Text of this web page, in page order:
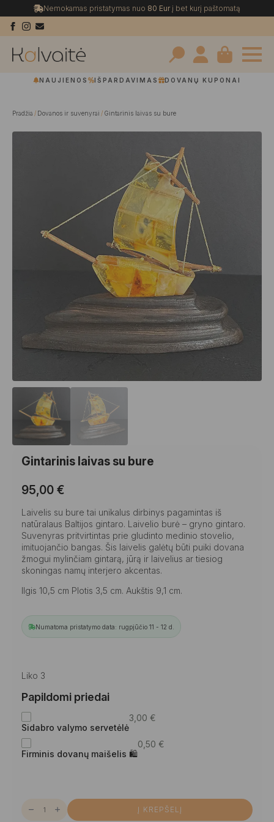
Nemokamas pristatymas nuo 80 Eurį bet kurį paštomatą
Search
NAUJIENOS IŠPARDAVIMAS DOVANŲ KUPONAI
Pradžia Dovanos ir suvenyrai Gintarinis laivas su bure
Gintarinis laivas su bure
95,00 €
Laivelis su bure tai unikalus dirbinys pagamintas iš
natūralaus Baltijos gintaro. Laivelio burė – gryno gintaro.
Suvenyras pritvirtintas prie gludinto medinio stovelio,
imituojančio bangas. Šis laivelis galėtų būti puiki dovana
žmogui mylinčiam gintarą, jūrą ir laivelius ar tiesiog
skoningas namų interjero akcentas.
Ilgis 10,5 cm Plotis 3,5 cm. Aukštis 9,1 cm.
Numatoma pristatymo data: rugpjūčio 11 - 12 d.
Liko 3
Papildomi priedai
Sidabro valymo servetėlė
3,00 €
Firminis dovanų maišelis 🛍
0,50 €
kiekis:
Į KREPŠELĮ